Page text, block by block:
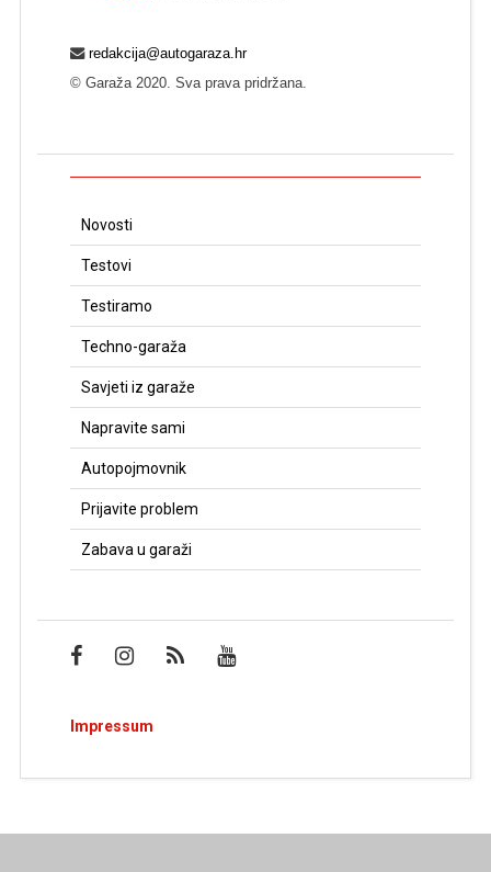
redakcija@autogaraza.hr
© Garaža 2020. Sva prava pridržana.
Novosti
Testovi
Testiramo
Techno-garaža
Savjeti iz garaže
Napravite sami
Autopojmovnik
Prijavite problem
Zabava u garaži
Impressum